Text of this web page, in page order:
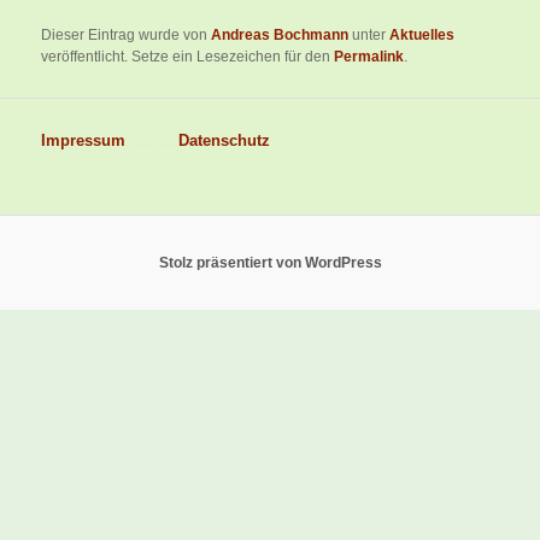
Dieser Eintrag wurde vonAndreas Bochmann unterAktuelles
veröffentlicht. Setze ein Lesezeichen für den Permalink.
Impressum Datenschutz
Stolz präsentiert von WordPress